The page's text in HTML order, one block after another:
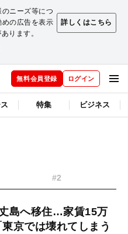
ニーズ等につ
の広告を表示
ります。
詳しくはこちら
無料会員登録 ログイン
特集 ビジネス
#2
島へ移住…家賃15万
京では壊れてしまう